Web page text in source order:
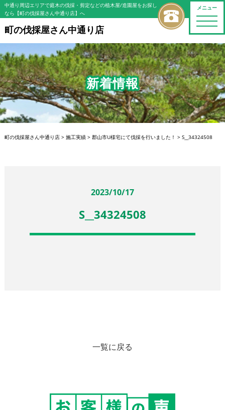
メニュー
toggle
中通り周辺エリアで庭木の伐採・剪定などの植木屋/造園屋をお探し
なら【町の伐採屋さん中通り店】へ
町の伐採屋さん中通り店
新着情報
町の伐採屋さん中通り店> 施工実績> 郡山市U様宅にて伐採を行いました！ > S__34324508
2023/10/17
S__34324508
一覧に戻る